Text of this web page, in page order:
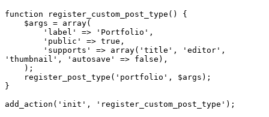
function register_custom_post_type() {
'thumbnail', 'autosave' => false),
}